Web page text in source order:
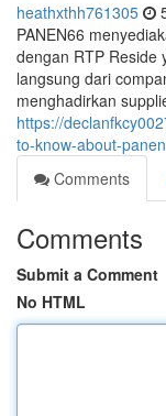
heathxthh761305
PANEN66
dengan RTP Reside
langsung dari
menghadirkan
https://
to-know-about-
Comments
Comments
Submit a Comment
No HTML